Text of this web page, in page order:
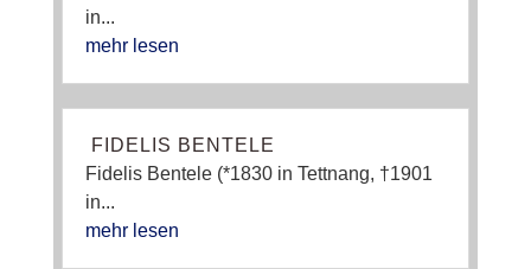
in...
mehr lesen
FIDELIS BENTELE
Fidelis Bentele (*1830 in Tettnang, †1901
in...
mehr lesen